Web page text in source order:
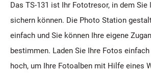
Das TS-131 ist Ihr Fototresor, in dem
sichern können. Die Photo Station
einfach und Sie können Ihre eigene
bestimmen. Laden Sie Ihre Fotos einfach
hoch, um Ihre Fotoalben mit Hilfe eines